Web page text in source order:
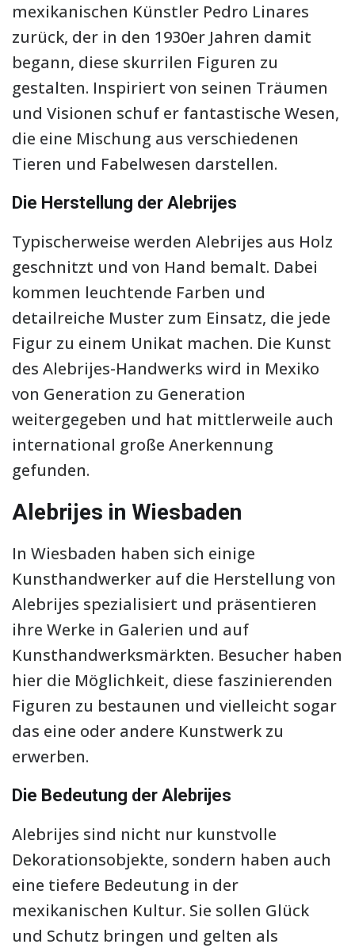
mexikanischen Künstler Pedro Linares
zurück, der in den 1930er Jahren damit
begann, diese skurrilen Figuren zu
gestalten. Inspiriert von seinen Träumen
und Visionen schuf er fantastische Wesen,
die eine Mischung aus verschiedenen
Tieren und Fabelwesen darstellen.
Die Herstellung der Alebrijes
Typischerweise werden Alebrijes aus Holz
geschnitzt und von Hand bemalt. Dabei
kommen leuchtende Farben und
detailreiche Muster zum Einsatz, die jede
Figur zu einem Unikat machen. Die Kunst
des Alebrijes-Handwerks wird in Mexiko
von Generation zu Generation
weitergegeben und hat mittlerweile auch
international große Anerkennung
gefunden.
Alebrijes in Wiesbaden
In Wiesbaden haben sich einige
Kunsthandwerker auf die Herstellung von
Alebrijes spezialisiert und präsentieren
ihre Werke in Galerien und auf
Kunsthandwerksmärkten. Besucher haben
hier die Möglichkeit, diese faszinierenden
Figuren zu bestaunen und vielleicht sogar
das eine oder andere Kunstwerk zu
erwerben.
Die Bedeutung der Alebrijes
Alebrijes sind nicht nur kunstvolle
Dekorationsobjekte, sondern haben auch
eine tiefere Bedeutung in der
mexikanischen Kultur. Sie sollen Glück
und Schutz bringen und gelten als